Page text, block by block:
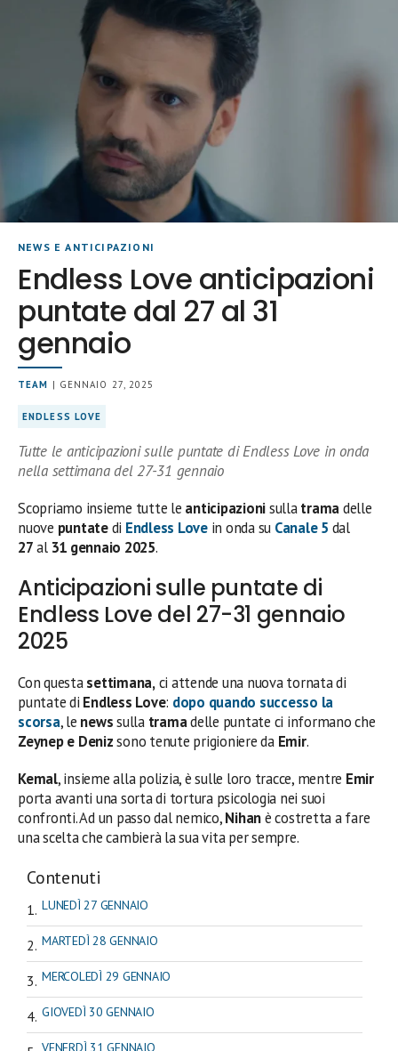
NEWS E ANTICIPAZIONI
Endless Love anticipazioni
puntate dal 27 al 31
gennaio
TEAM | GENNAIO 27, 2025
ENDLESS LOVE
Tutte le anticipazioni sulle puntate di Endless Love in onda
nella settimana del 27-31 gennaio
Scopriamo insieme tutte le anticipazionisullatramadelle
nuove puntatedi Endless Lovein onda su Canale 5 dal
27al31 gennaio 2025.
Anticipazioni sulle puntate di
Endless Love del 27-31 gennaio
2025
Con questasettimana,ci attende una nuova tornata di
puntate di Endless Love: dopo quando successo la
scorsa, le newssulla tramadelle puntate ci informano che
Zeynep e Denizsono tenute prigioniere da Emir.
Kemal, insieme alla polizia, è sulle loro tracce, mentre Emir
porta avanti una sorta di tortura psicologia nei suoi
confronti. Ad un passo dal nemico,Nihanè costretta a fare
una scelta che cambierà la sua vita per sempre.
Contenuti
LUNEDÌ 27 GENNAIO
MARTEDÌ 28 GENNAIO
MERCOLEDÌ 29 GENNAIO
GIOVEDÌ 30 GENNAIO
VENERDÌ 31 GENNAIO